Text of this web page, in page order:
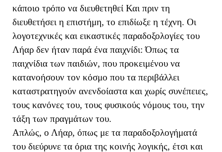
κάποιο τρόπο να διευθετηθεί Και πριν τη
διευθετήσει η επιστήμη, το επιδίωξε η τέχνη. Οι
λογοτεχνικές και εικαστικές παραδοξολογίες του
Λήαρ δεν ήταν παρά ένα παιχνίδι: Όπως τα
παιχνίδια των παιδιών, που προκειμένου να
κατανοήσουν τον κόσμο που τα περιβάλλει
καταστρατηγούν ανενδοίαστα και χωρίς συνέπειες,
τους κανόνες του, τους φυσικούς νόμους του, την
τάξη των πραγμάτων του.
Απλώς, ο Λήαρ, όπως με τα παραδοξολογήματά
του διεύρυνε τα όρια της κοινής λογικής, έτσι και